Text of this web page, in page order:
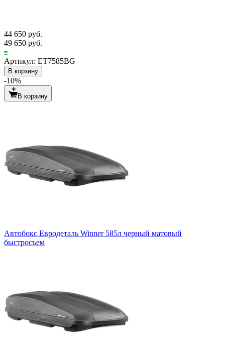
44 650 руб.
49 650 руб.
Артикул: ET7585BG
В корзину
-10%
В корзину
Автобокс Евродеталь Winner 585л черный матовый
быстросъем